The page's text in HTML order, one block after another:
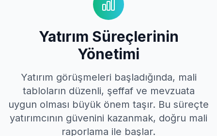
Yatırım Süreçlerinin
Yönetimi
Yatırım görüşmeleri başladığında, mali
tabloların düzenli, şeffaf ve mevzuata
uygun olması büyük önem taşır. Bu süreçte
yatırımcının güvenini kazanmak, doğru mali
raporlama ile başlar.